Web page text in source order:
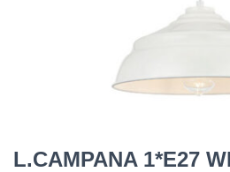
L.CAMPANA 1*E27